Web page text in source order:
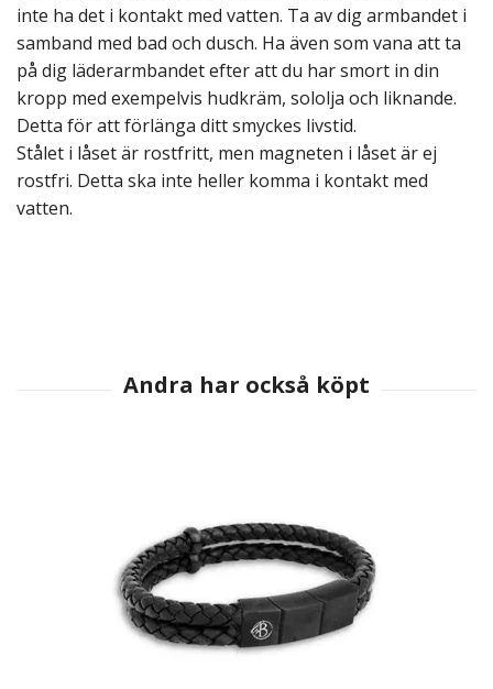
inte ha det i kontakt med vatten. Ta av dig armbandet i
samband med bad och dusch. Ha även som vana att ta
på dig läderarmbandet efter att du har smort in din
kropp med exempelvis hudkräm, sololja och liknande.
Detta för att förlänga ditt smyckes livstid.
Stålet i låset är rostfritt, men magneten i låset är ej
rostfri. Detta ska inte heller komma i kontakt med
vatten.